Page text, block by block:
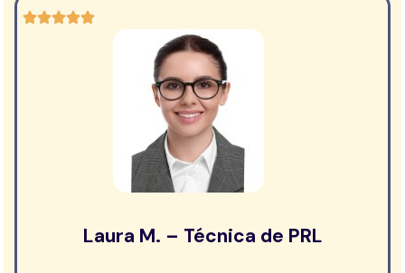
Laura M. – Técnica de PRL